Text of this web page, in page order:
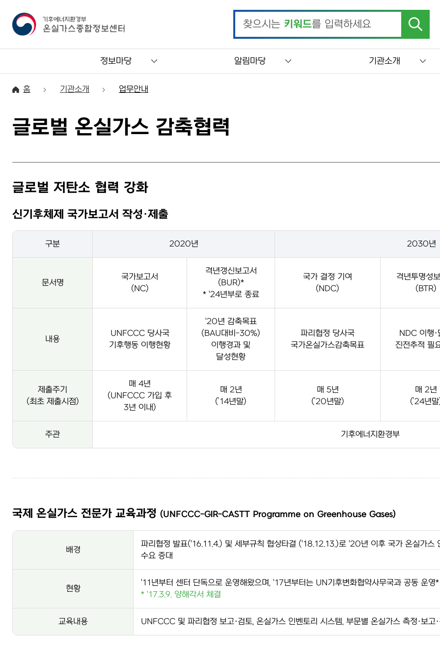
찾으시는 키워드를 입력하세요
정보마당 알림마당 기관소개
홈 기관소개 업무안내
글로벌 온실가스 감축협력
글로벌 저탄소 협력 강화
신기후체제 국가보고서 작성·제출
구분 2020년 2030년
문서명
국가보고서
(NC)
격년갱신보고서
(BUR)*
* '24년부로 종료
국가 결정 기여
(NDC)
격년투명성
(BTR)
내용
UNFCCC 당사국
기후행동 이행현황
'20년 감축목표
(BAU대비-30%)
이행경과 및
달성현황
파리협정 당사국
국가온실가스감축목표
NDC 이행·
진전추적 필
제출주기
(최초 제출시점)
매 4년
(UNFCCC 가입 후
3년 이내)
매 2년
(’14년말)
매 5년
(’20년말)
매 2년
(’24년
주관 기후에너지환경부
국제 온실가스 전문가 교육과정 (UNFCCC-GIR-CASTT Programme on Greenhouse Gases)
배경
파리협정 발표('16.11.4.) 및 세부규칙 협상타결 ('18.12.13.)로 '20년 이후 국가 온실가스
수요 증대
현황
'11년부터 센터 단독으로 운영해왔으며, '17년부터는 UN기후변화협약사무국과 공동 운영*
* '17.3.9. 양해각서 체결
교육내용 UNFCCC 및 파리협정 보고·검토, 온실가스 인벤토리 시스템, 부문별 온실가스 측정·보고